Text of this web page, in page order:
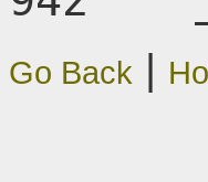
Go Back |